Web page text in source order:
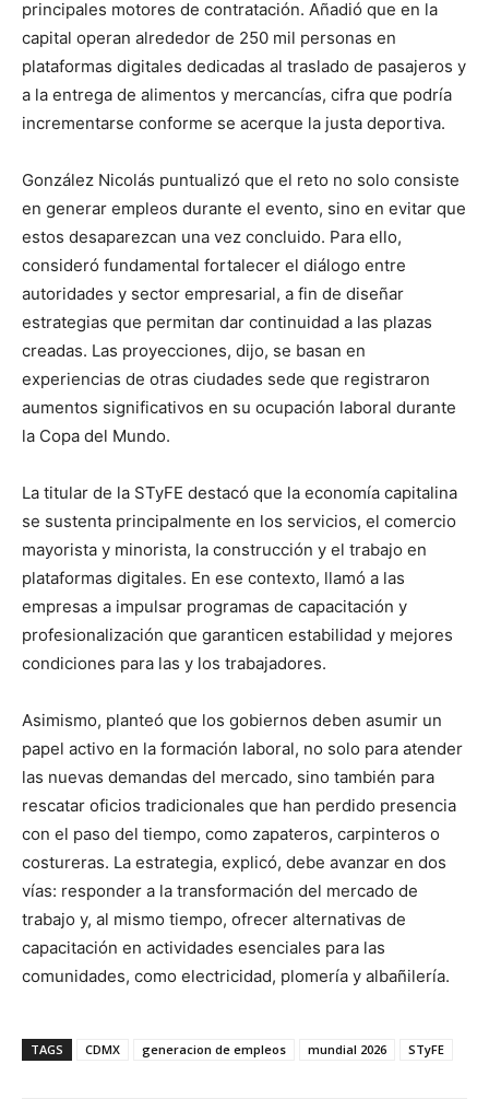
principales motores de contratación. Añadió que en la
capital operan alrededor de 250 mil personas en
plataformas digitales dedicadas al traslado de pasajeros y
a la entrega de alimentos y mercancías, cifra que podría
incrementarse conforme se acerque la justa deportiva.
González Nicolás puntualizó que el reto no solo consiste
en generar empleos durante el evento, sino en evitar que
estos desaparezcan una vez concluido. Para ello,
consideró fundamental fortalecer el diálogo entre
autoridades y sector empresarial, a fin de diseñar
estrategias que permitan dar continuidad a las plazas
creadas. Las proyecciones, dijo, se basan en
experiencias de otras ciudades sede que registraron
aumentos significativos en su ocupación laboral durante
la Copa del Mundo.
La titular de la STyFE destacó que la economía capitalina
se sustenta principalmente en los servicios, el comercio
mayorista y minorista, la construcción y el trabajo en
plataformas digitales. En ese contexto, llamó a las
empresas a impulsar programas de capacitación y
profesionalización que garanticen estabilidad y mejores
condiciones para las y los trabajadores.
Asimismo, planteó que los gobiernos deben asumir un
papel activo en la formación laboral, no solo para atender
las nuevas demandas del mercado, sino también para
rescatar oficios tradicionales que han perdido presencia
con el paso del tiempo, como zapateros, carpinteros o
costureras. La estrategia, explicó, debe avanzar en dos
vías: responder a la transformación del mercado de
trabajo y, al mismo tiempo, ofrecer alternativas de
capacitación en actividades esenciales para las
comunidades, como electricidad, plomería y albañilería.
TAGS CDMX generacion de empleos mundial 2026 STyFE